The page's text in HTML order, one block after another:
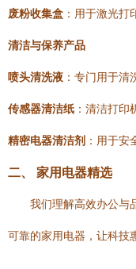
废粉收集盒 ：用于激光打
清洁与保养产品
喷头清洗液 ：专门用于清
传感器清洁纸 ：清洁打印
精密电器清洁剂 ：用于安
二、 家用电器精选
我们理解高效办公与
可靠的家用电器，让科技